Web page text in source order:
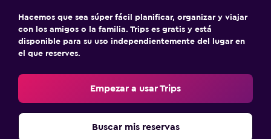
Hacemos que sea súper fácil planificar, organizar y viajar
con los amigos o la familia. Trips es gratis y está
disponible para su uso independientemente del lugar en
el que reserves.
Empezar a usar Trips
Buscar mis reservas